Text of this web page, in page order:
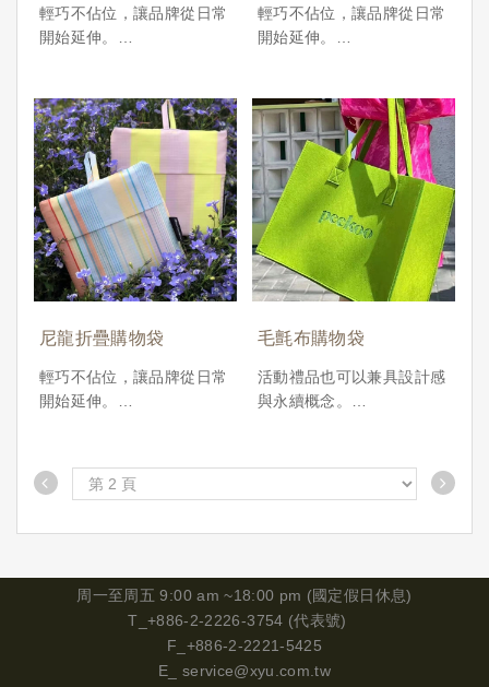
LOGO印刷／收納摺疊設計
／釦子、鬆緊設計可選
生活百貨銷售
特色亮點： 可重複使用／
易清洗快乾／可摺收納／高
顯眼度印刷曝光產品訂價︱
NT.140
最低訂購量︱500 pcs
輕巧不佔位，讓品牌從日常
開始延伸。
水尼龍布料，質地輕盈耐
用，可承重且方便清潔。收
納後尺寸小巧，方便攜帶，
適合用於日常採買、展會活
動、門市贈品，或作為企業
永續倡議的實用物品。
提供企業、品牌客製化印刷
與折疊設計選項，可快速少
量製作，是實用性與宣傳效
果兼具的環保袋選擇。
支援項目： 袋型客製／
LOGO印刷／收納摺疊設計
／釦子、鬆緊設計可選
生活百貨銷售
特色亮點： 可重複使用／
最低訂購量︱300 pcs
輕巧不佔位，讓品牌從日常
開始延伸。
水尼龍布料，質地輕盈耐
用，可承重且方便清潔。收
納後尺寸小巧，方便攜帶，
適合用於日常採買、展會活
動、門市贈品，或作為企業
永續倡議的實用物品。
提供企業、品牌客製化印刷
與折疊設計選項，可快速少
量製作，是實用性與宣傳效
果兼具的環保袋選擇。
支援項目： 袋型客製／
LOGO印刷／收納摺疊設計
／釦子、鬆緊設計可選
生活百貨銷售
特色亮點： 可重複使用／
產品訂價︱NT.135
最低訂購量︱500 pcs
尼龍折疊購物袋
輕巧不佔位，讓品牌從日常
開始延伸。
疊購物袋，選用高密度防潑
水尼龍布料，質地輕盈耐
動、門市贈品，或作為企業
永續倡議的實用物品。
提供企業、品牌客製化印刷
與折疊設計選項，可快速少
毛氈布購物袋
活動禮品也可以兼具設計感
與永續概念。
布購物袋，以厚實毛氈材質
打造，不僅觸感溫潤、耐重
經常應用於品牌活動、會員
禮、展會贈品、校園設計競
賽等情境，是兼顧「實用
度」與「記憶點」的絕佳宣
周一至周五 9:00 am ~18:00 pm (國定假日休息)
T_+886-2-2226-3754 (代表號)
F_+886-2-2221-5425
E_ service@xyu.com.tw